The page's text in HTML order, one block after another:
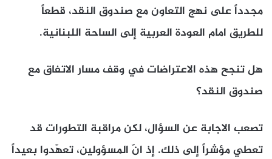
مجدداً على نهج التعاون مع صندوق النقد، قطعاً
للطريق امام العودة العربية إلى الساحة اللبنانية.
هل تنجح هذه الاعتراضات في وقف مسار الاتفاق مع
صندوق النقد؟
تصعب الاجابة عن السؤال، لكن مراقبة التطورات قد
تعطي مؤشراً إلى ذلك. إذ انّ المسؤولين، تعهّدوا بعيداً